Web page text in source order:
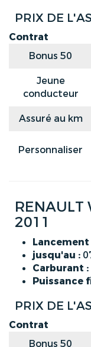
PRIX DE
Contrat
Bonus 50
Jeune
conducteur
Assuré au km
Personnaliser
RENAULT
2011
Lancement
jusqu'au :
Carburant :
Puissance
PRIX DE
Contrat
Bonus 50